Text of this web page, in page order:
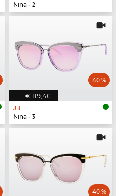
Nina - 2
€ 119,40
40 %
JB
Nina - 3
40 %